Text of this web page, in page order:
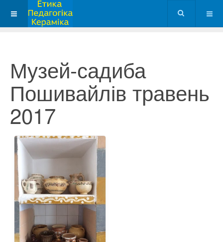
Музей-садиба
Пошивайлів травень
2017